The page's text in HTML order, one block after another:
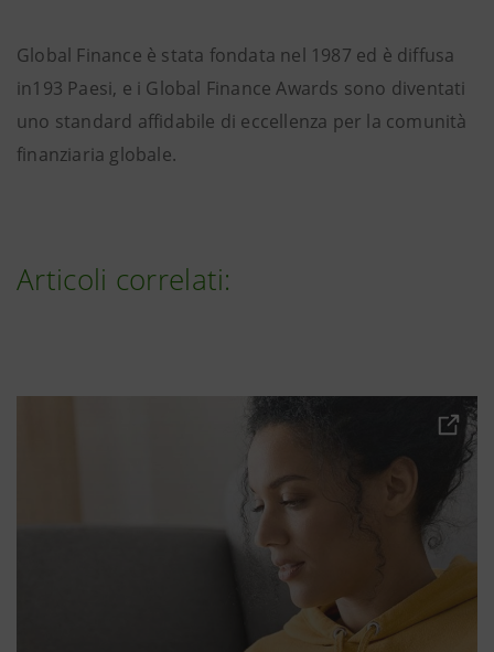
Global Finance è stata fondata nel 1987 ed è diffusa
in193 Paesi, e i Global Finance Awards sono diventati
uno standard affidabile di eccellenza per la comunità
finanziaria globale.
Articoli correlati: